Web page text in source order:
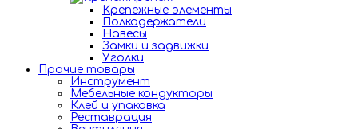
Крепежные элементы
Полкодержатели
Навесы
Замки и задвижки
Уголки
Прочие товары
Инструмент
Мебельные кондукторы
Клей и упаковка
Реставрация